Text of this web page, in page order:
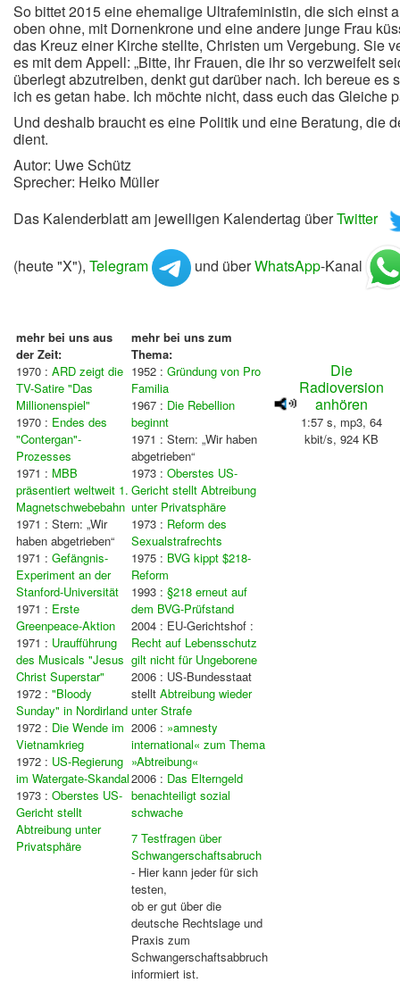
So bittet 2015 eine ehemalige Ultrafeministin, die sich einst
oben ohne, mit Dornenkrone und eine andere junge Frau
das Kreuz einer Kirche stellte, Christen um Vergebung. Sie
es mit dem Appell: „Bitte, ihr Frauen, die ihr so verzweifelt
überlegt abzutreiben, denkt gut darüber nach. Ich bereue es
ich es getan habe. Ich möchte nicht, dass euch das Gleiche
Und deshalb braucht es eine Politik und eine Beratung, die
dient.
Autor: Uwe Schütz
Sprecher: Heiko Müller
Das Kalenderblatt am jeweiligen Kalendertag überTwitter
(heute "X"), Telegram und überWhatsApp-Kanal
mehr bei uns aus
der Zeit:
mehr bei uns zum
Thema:
1970 : ARD zeigt die
TV-Satire "Das
Millionenspiel"
1970 : Endes des
"Contergan"-
Prozesses
1971 : MBB
präsentiert weltweit 1.
Magnetschwebebahn
1971 : Stern: „Wir
haben abgetrieben“
1971 : Gefängnis-
Experiment an der
Stanford-Universität
1971 : Erste
Greenpeace-Aktion
1971 : Uraufführung
des Musicals "Jesus
Christ Superstar"
1972 : "Bloody
Sunday" in Nordirland
1972 : Die Wende im
Vietnamkrieg
1972 : US-Regierung
im Watergate-Skandal
1973 : Oberstes US-
Gericht stellt
Abtreibung unter
Privatsphäre
1952 : Gründung von Pro
Familia
1967 : Die Rebellion
beginnt
1971 : Stern: „Wir haben
abgetrieben“
1973 : Oberstes US-
Gericht stellt Abtreibung
unter Privatsphäre
1973 : Reform des
Sexualstrafrechts
1975 : BVG kippt $218-
Reform
1993 : §218 erneut auf
dem BVG-Prüfstand
2004 : EU-Gerichtshof :
Recht auf Lebensschutz
gilt nicht für Ungeborene
2006 : US-Bundesstaat
stellt Abtreibung wieder
unter Strafe
2006 : »amnesty
international« zum Thema
»Abtreibung«
2006 : Das Elterngeld
benachteiligt sozial
schwache
7 Testfragen über
Schwangerschaftsabruch
- Hier kann jeder für sich
testen,
ob er gut über die
deutsche Rechtslage und
Praxis zum
Schwangerschaftsabbruch
informiert ist.
Die
Radioversion
anhören
1:57 s, mp3, 64
kbit/s, 924 KB